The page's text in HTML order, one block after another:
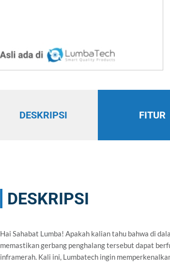
DESKRIPSI FITUR
DESKRIPSI
Hai Sahabat Lumba! Apakah kalian tahu bahwa di
memastikan gerbang penghalang tersebut dapat
inframerah. Kali ini, Lumbatech ingin